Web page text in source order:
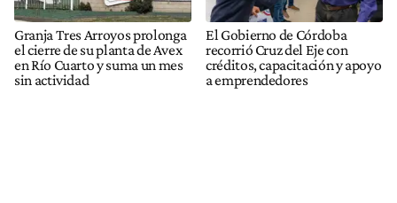
Granja Tres Arroyos prolonga
el cierre de su planta de Avex
en Río Cuarto y suma un mes
sin actividad
El Gobierno de Córdoba
recorrió Cruz del Eje con
créditos, capacitación y apoyo
a emprendedores